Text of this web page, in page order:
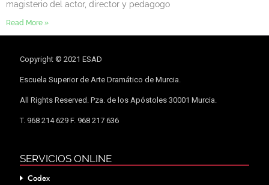
magisterio del actor, director y pedagogo
Read More »
Copyright © 2021 ESAD
Escuela Superior de Arte Dramático de Murcia.
All Rights Reserved. Pza. de los Apóstoles 30001 Murcia.
T. 968 214 629 F. 968 217 636
SERVICIOS ONLINE
Codex